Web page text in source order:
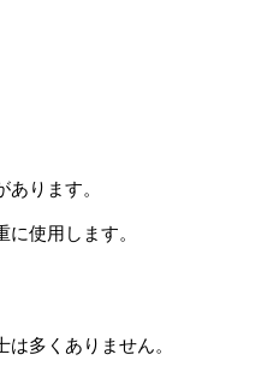
ります。
使用します。
多くありません。